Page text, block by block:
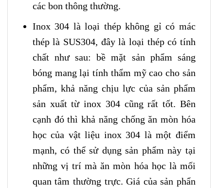
các bon thông thường.
Inox 304 là loại thép không gỉ có mác
thép là SUS304, đây là loại thép có tính
chất như sau: bề mặt sản phẩm sáng
bóng mang lại tính thẩm mỹ cao cho sản
phẩm, khả năng chịu lực của sản phẩm
sản xuất từ inox 304 cũng rất tốt. Bên
cạnh đó thì khả năng chống ăn mòn hóa
học của vật liệu inox 304 là một điểm
mạnh, có thể sử dụng sản phẩm này tại
những vị trí mà ăn mòn hóa học là mối
quan tâm thường trực. Giá của sản phẩn